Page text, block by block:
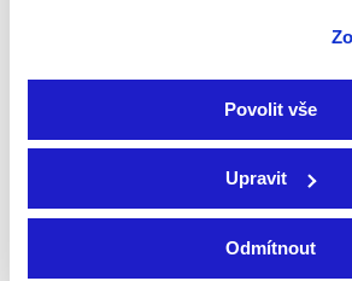
Povolit vše
Upravit
Odmítnout
Smart TV - Android, Google,